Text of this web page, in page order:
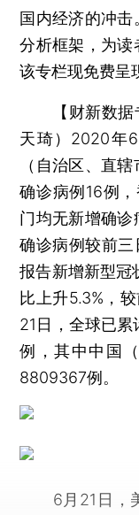
国内经济的冲
分析框架，为读
该专栏现免费呈
【财新数
天琦） 2020年
（自治区、直
确诊病例16例
门均无新增确
确诊病例较前
报告新增新型冠
比上升5.3%，
21日，全球已
例，其中中国
8809367例。
6月21日，美